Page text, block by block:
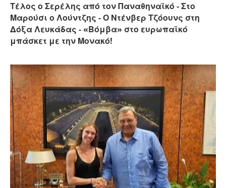
Τέλος ο Σερέλης από τον Παναθηναϊκό - Στο
Μαρούσι ο Λούντζης - Ο Ντένβερ Τζόουνς στη
Δόξα Λευκάδας - «Βόμβα» στο ευρωπαϊκό
μπάσκετ με την Μονακό!